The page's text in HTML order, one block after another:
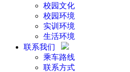
校园文化
校园环境
实训环境
生活环境
联系我们
乘车路线
联系方式